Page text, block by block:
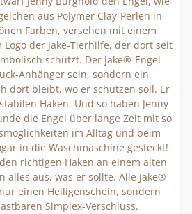
aus Polymer Clay-Perlen in
Farben, versehen mit einem
der Jake-Tierhilfe, der dort seit
schützt. Der Jake®-Engel
Anhänger sein, sondern ein
dort bleibt, wo er schützen soll. Er
Haken. Und so haben Jenny
die Engel über lange Zeit mit so
im Alltag und beim
in die Waschmaschine gesteckt!
richtigen Haken an einem alten
alles aus, was er sollte. Alle Jake®-
einen Heiligenschein, sondern
Simplex-Verschluss.